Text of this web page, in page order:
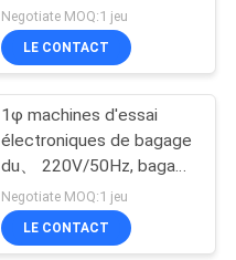
équipement d'essai
d'usage
Negotiate MOQ:1 jeu
LE CONTACT
1φ machines d'essai
électroniques de bagage
du、 220V/50Hz, bagage
à roues en bas de
l'appareil de contrôle
d'escaliers
Negotiate MOQ:1 jeu
LE CONTACT